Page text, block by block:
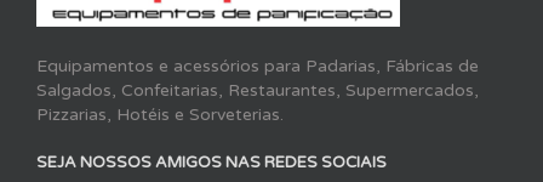
Equipamentos e acessórios para Padarias, Fábricas de
Salgados, Confeitarias, Restaurantes, Supermercados,
Pizzarias, Hotéis e Sorveterias.
SEJA NOSSOS AMIGOS NAS REDES SOCIAIS